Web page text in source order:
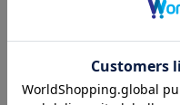
なスタイリングにも自然に
す。
何もよりも履き心地の良さ